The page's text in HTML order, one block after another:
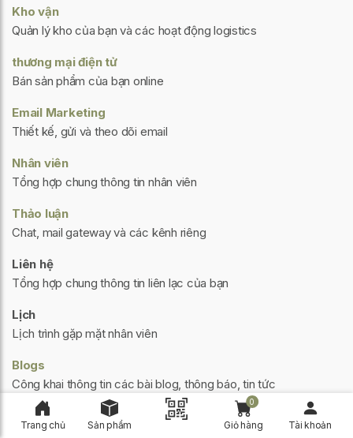
Kho vận
Quản lý kho của bạn và các hoạt động logistics
thương mại điện tử
Bán sản phẩm của bạn online
Email Marketing
Thiết kế, gửi và theo dõi email
Nhân viên
Tổng hợp chung thông tin nhân viên
Thảo luận
Chat, mail gateway và các kênh riêng
Liên hệ
Tổng hợp chung thông tin liên lạc của bạn
Lịch
Lịch trình gặp mặt nhân viên
Blogs
Công khai thông tin các bài blog, thông báo, tin tức
Bảng thông tin
Xây dựng bảng thông tin của riêng bạn
Trang chủ Sản phẩm
0
Giỏ hàng Tài khoản